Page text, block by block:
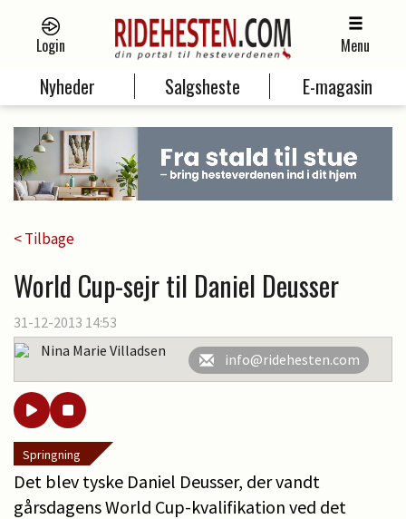
Login Menu
Nyheder Salgsheste E-magasin
< Tilbage
World Cup-sejr til Daniel Deusser
31-12-2013 14:53
Nina Marie Villadsen
info@ridehesten.com
Springning
Det blev tyske Daniel Deusser, der vandt
gårsdagens World Cup-kvalifikation ved det